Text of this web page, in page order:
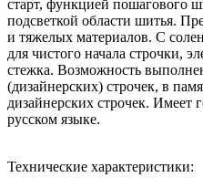
старт, функцией пошагового
подсветкой области шитья.
и тяжелых материалов. C
для чистого начала строчки,
стежка. Возможность
(дизайнерских) строчек, в
дизайнерских строчек. Имеет
русском языке.
Технические характеристики: